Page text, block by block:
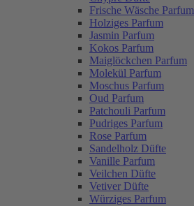
Frische Wäsche Parfum
Holziges Parfum
Jasmin Parfum
Kokos Parfum
Maiglöckchen Parfum
Molekül Parfum
Moschus Parfum
Oud Parfum
Patchouli Parfum
Pudriges Parfum
Rose Parfum
Sandelholz Düfte
Vanille Parfum
Veilchen Düfte
Vetiver Düfte
Würziges Parfum